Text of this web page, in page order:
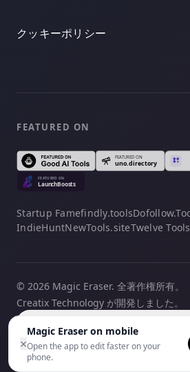
×
Magic Eraser on mobile
Open the app to edit faster on your
phone.
クッキーポリシー
FEATURED ON
Startup Famefindly.tools
IndieHuntNewTools.siteTwelve Tools
© 2026 Magic Eraser. 全著作権所有。
Creatix Technology が開発しました。